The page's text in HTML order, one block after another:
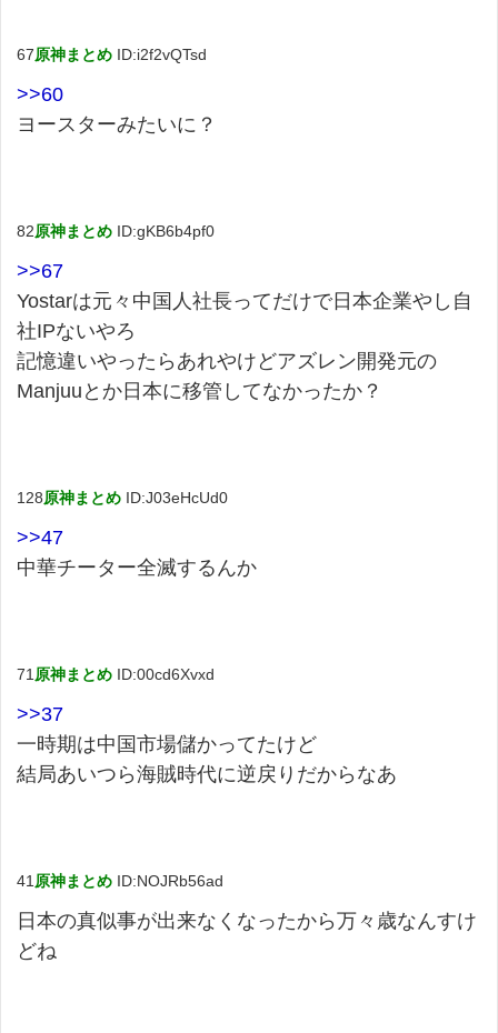
67原神まとめ ID:i2f2vQTsd
>>60
ヨースターみたいに？
82原神まとめ ID:gKB6b4pf0
>>67
Yostarは元々中国人社長ってだけで日本企業やし自
社IPないやろ
記憶違いやったらあれやけどアズレン開発元の
Manjuuとか日本に移管してなかったか？
128原神まとめ ID:J03eHcUd0
>>47
中華チーター全滅するんか
71原神まとめ ID:00cd6Xvxd
>>37
一時期は中国市場儲かってたけど
結局あいつら海賊時代に逆戻りだからなあ
41原神まとめ ID:NOJRb56ad
日本の真似事が出来なくなったから万々歳なんすけ
どね